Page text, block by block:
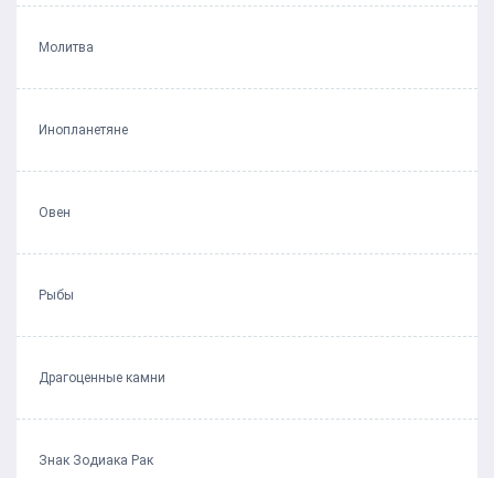
Молитва
Инопланетяне
Овен
Рыбы
Драгоценные камни
Знак Зодиака Рак